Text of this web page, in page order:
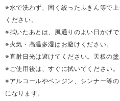
※水で洗わず、固く絞ったふきん等で
ください。
※拭いたあとは、風通りのよい日かげで
※火気・高温多湿はお避けください。
※直射日光は避けてください。天板の塗
※ご使用後は、すぐに拭いてください。
※アルコールやベンジン、シンナー等
になります。